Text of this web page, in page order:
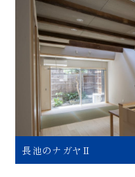
長池のナガヤⅡ